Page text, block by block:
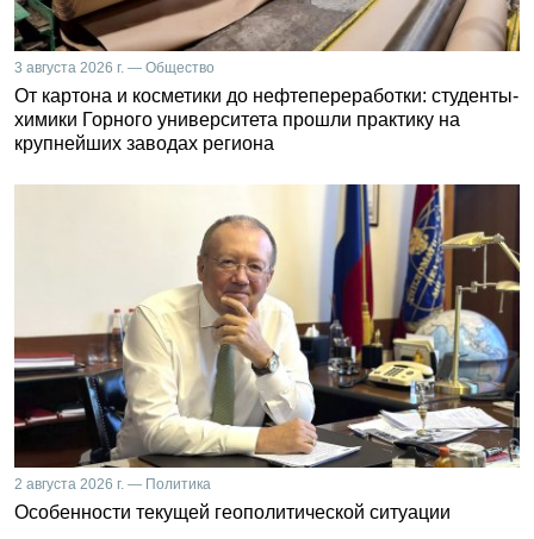
3 августа 2026 г. — Общество
От картона и косметики до нефтепереработки: студенты-
химики Горного университета прошли практику на
крупнейших заводах региона
2 августа 2026 г. — Политика
Особенности текущей геополитической ситуации